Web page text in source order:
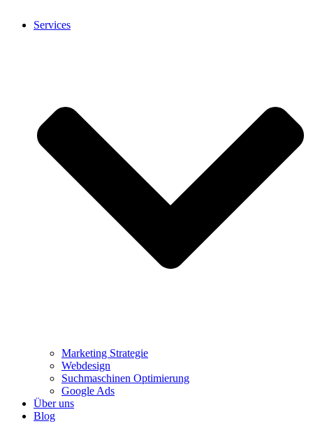
Services
Marketing Strategie
Webdesign
Suchmaschinen Optimierung
Google Ads
Über uns
Blog